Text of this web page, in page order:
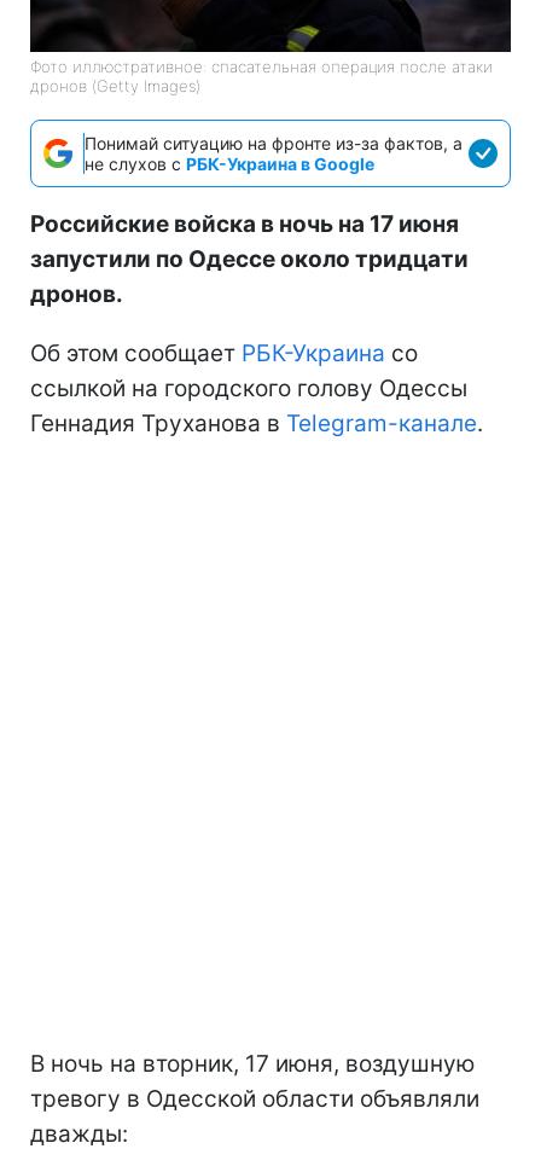
Фото иллюстративное: спасательная операция после атаки
дронов (Getty Images)
Понимай ситуацию на фронте из-за фактов, а
не слухов с РБК-Украина в Google
Российские войска в ночь на 17 июня
запустили по Одессе около тридцати
дронов.
Об этом сообщает РБК-Украина со
ссылкой на городского голову Одессы
Геннадия Труханова в Telegram-канале.
В ночь на вторник, 17 июня, воздушную
тревогу в Одесской области объявляли
дважды: